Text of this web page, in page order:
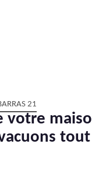
21
votre